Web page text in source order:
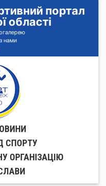
портал
області
нами
СПОРТУ
ОРГАНIЗАЦIЮ